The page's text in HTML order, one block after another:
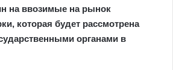
на ввозимые на рынок
которая будет рассмотрена
органами в